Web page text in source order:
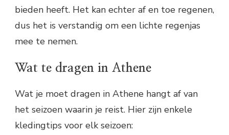
bieden heeft. Het kan echter af en toe regenen,
dus het is verstandig om een lichte regenjas
mee te nemen.
Wat te dragen in Athene
Wat je moet dragen in Athene hangt af van
het seizoen waarin je reist. Hier zijn enkele
kledingtips voor elk seizoen: